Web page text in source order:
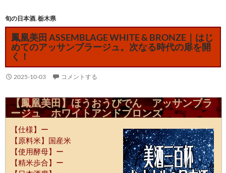
旬の日本酒,栃木県
鳳凰美田 ASSEMBLAGE WHITE & BRONZE｜はじ
めてのアッサンブラージュ。次なる時代の扉を開
く！
2025-10-03 コメントする
【鳳凰美田】ほうおうびでん アッサンブラ
ージュ ホワイトアンドブロンズ
【仕様】ー
【原料米】国産米
【使用酵母】ー
【精米歩合】ー